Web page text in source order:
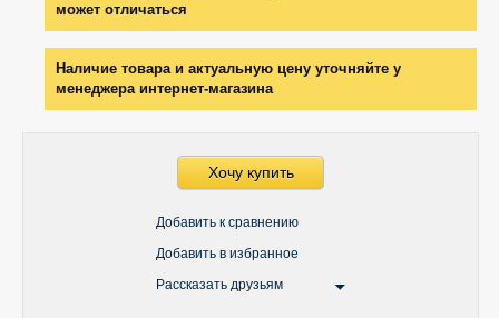
может отличаться
Наличие товара и актуальную цену уточняйте у
менеджера интернет-магазина
Хочу купить
Добавить к сравнению
Добавить в избранное
Рассказать друзьям